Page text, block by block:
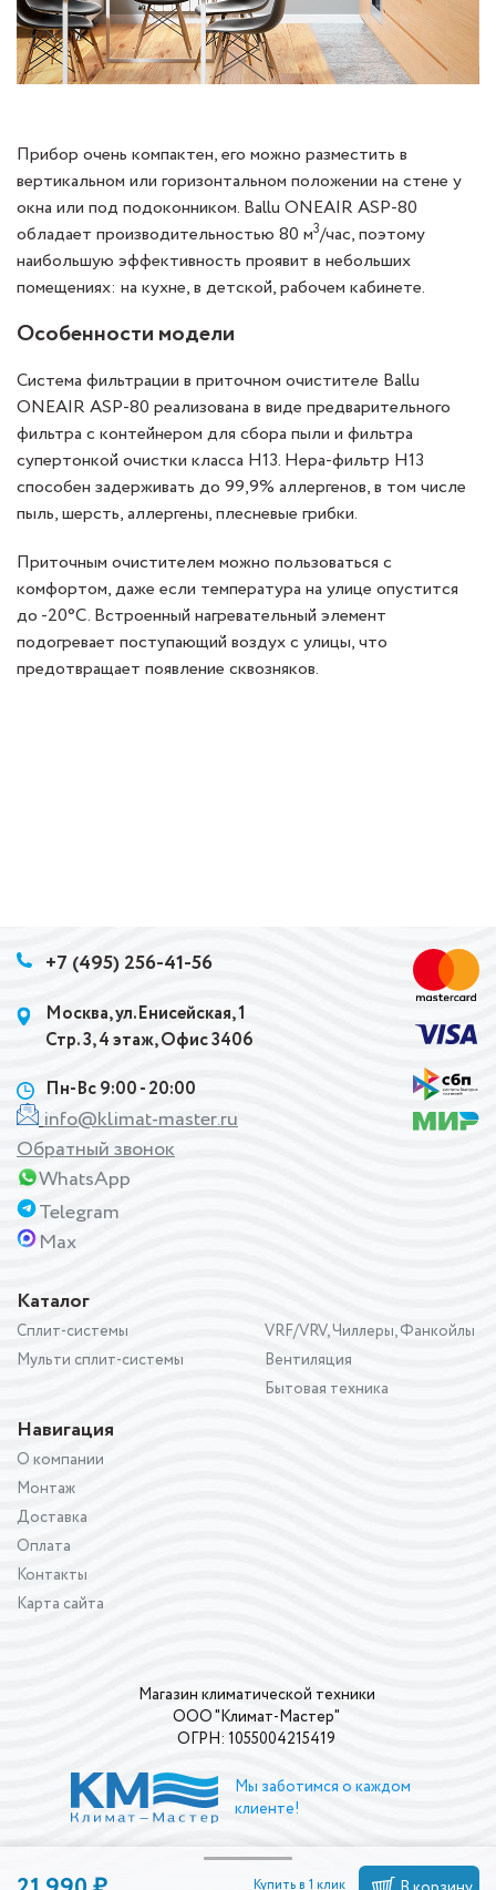
Прибор очень компактен, его можно разместить в
вертикальном или горизонтальном положении на стене у
окна или под подоконником. Ballu ONEAIR ASP-80
обладает производительностью 80 м3/час, поэтому
наибольшую эффективность проявит в небольших
помещениях: на кухне, в детской, рабочем кабинете.
Особенности модели
Система фильтрации в приточном очистителе Ballu
ONEAIR ASP-80 реализована в виде предварительного
фильтра с контейнером для сбора пыли и фильтра
супертонкой очистки класса Н13. Нера-фильтр Н13
способен задерживать до 99,9% аллергенов, в том числе
пыль, шерсть, аллергены, плесневые грибки.
Приточным очистителем можно пользоваться с
комфортом, даже если температура на улице опустится
до -20°C. Встроенный нагревательный элемент
подогревает поступающий воздух с улицы, что
предотвращает появление сквозняков.
Купить в 1 клик
Каталог
Сплит-системы
Мульти сплит-системы
VRF/VRV, Чиллеры, Фанкойлы
Вентиляция
Бытовая техника
Навигация
О компании
Монтаж
Доставка
Оплата
Контакты
Карта сайта
+7 (495) 256-41-56
Москва, ул.Енисейская, 1
Стр. 3, 4 этаж, Офис 3406
Пн-Вс 9:00 - 20:00
info@klimat-master.ru
Обратный звонок
WhatsApp
Telegram
Max
Магазин климатической техники
ООО "Климат-Мастер"
ОГРН: 1055004215419
Мы заботимся о каждом
клиенте!